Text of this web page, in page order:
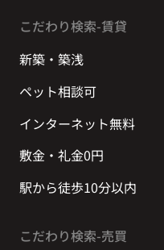
こだわり検索-賃貸
新築・築浅
ペット相談可
インターネット無料
敷金・礼金0円
駅から徒歩10分以内
こだわり検索-売買